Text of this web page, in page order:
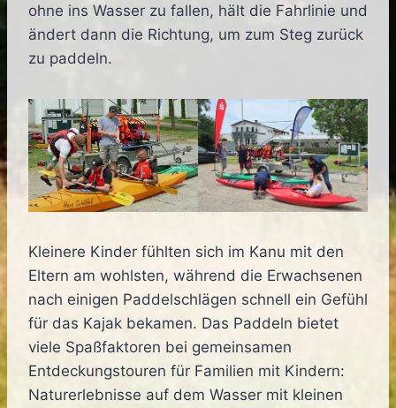
ohne ins Wasser zu fallen, hält die Fahrlinie und
ändert dann die Richtung, um zum Steg zurück
zu paddeln.
Kleinere Kinder fühlten sich im Kanu mit den
Eltern am wohlsten, während die Erwachsenen
nach einigen Paddelschlägen schnell ein Gefühl
für das Kajak bekamen. Das Paddeln bietet
viele Spaßfaktoren bei gemeinsamen
Entdeckungstouren für Familien mit Kindern:
Naturerlebnisse auf dem Wasser mit kleinen